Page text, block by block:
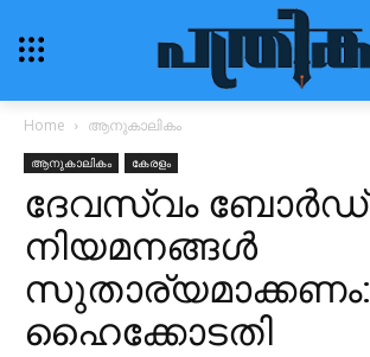
Home ആനുകാലികം
ആനുകാലികം കേരളം
ദേവസ്വം ബോര്‍ഡ്‌
നിയമനങ്ങള്‍
സുതാര്യമാക്കണം:
ഹൈക്കോടതി